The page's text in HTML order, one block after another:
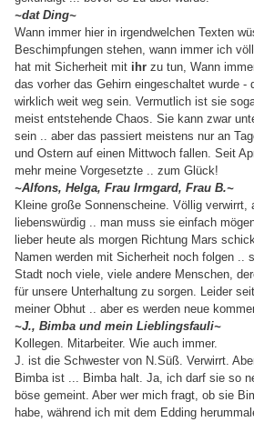
~dat Ding~
Wann immer hier in irgendwelchen Texten
Beschimpfungen stehen, wann immer ich
hat mit Sicherheit mit ihr zu tun, Wann
das vorher das Gehirn eingeschaltet wurde -
wirklich weit weg sein. Vermutlich ist sie
meist entstehende Chaos. Sie kann zwar
sein .. aber das passiert meistens nur an
und Ostern auf einen Mittwoch fallen. Seit
mehr meine Vorgesetzte .. zum Glück!
~Alfons, Helga, Frau Irmgard, Frau B.~
Kleine große Sonnenscheine. Völlig verwirrt,
liebenswürdig .. man muss sie einfach
lieber heute als morgen Richtung Mars
Namen werden mit Sicherheit noch folgen ..
Stadt noch viele, viele andere Menschen,
für unsere Unterhaltung zu sorgen. Leider
meiner Obhut .. aber es werden neue
~J., Bimba und mein Lieblingsfauli~
Kollegen. Mitarbeiter. Wie auch immer.
J. ist die Schwester von N.Süß. Verwirrt.
Bimba ist ... Bimba halt. Ja, ich darf sie so
böse gemeint. Aber wer mich fragt, ob sie
habe, während ich mit dem Edding